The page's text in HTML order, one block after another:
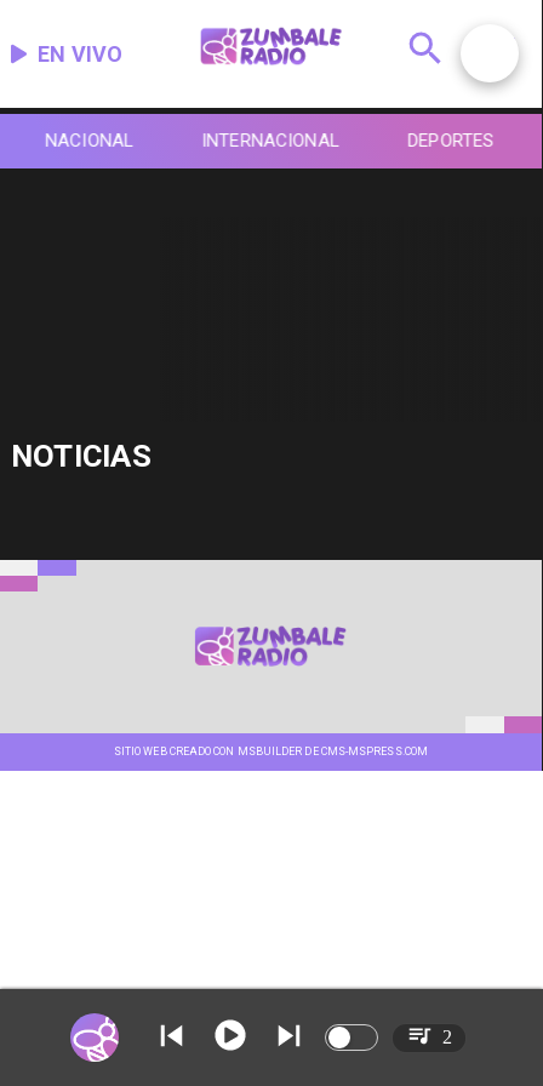
EN VIVO
NACIONAL INTERNACIONAL DEPORTES
NOTICIAS
SITIO WEB CREADO CON MSBUILDER DE CMS-MSPRESS.COM
2